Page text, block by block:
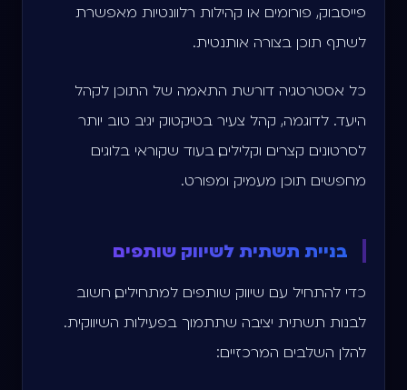
פייסבוק, פורומים או קהילות רלוונטיות מאפשרת
לשתף תוכן בצורה אותנטית.
כל אסטרטגיה דורשת התאמה של התוכן לקהל
היעד. לדוגמה, קהל צעיר בטיקטוק יגיב טוב יותר
לסרטונים קצרים וקלילים, בעוד שקוראי בלוגים
מחפשים תוכן מעמיק ומפורט.
בניית תשתית לשיווק שותפים
כדי להתחיל עם שיווק שותפים למתחילים, חשוב
לבנות תשתית יציבה שתתמוך בפעילות השיווקית.
להלן השלבים המרכזיים: